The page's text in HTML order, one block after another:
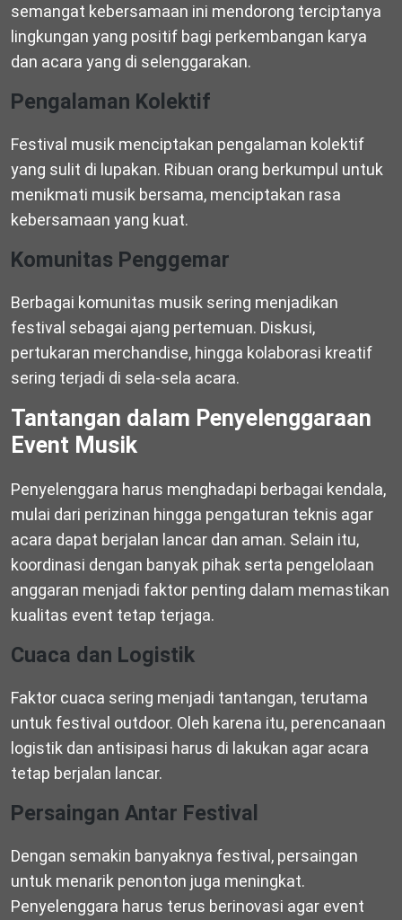
semangat kebersamaan ini mendorong terciptanya
lingkungan yang positif bagi perkembangan karya
dan acara yang di selenggarakan.
Pengalaman Kolektif
Festival musik menciptakan pengalaman kolektif
yang sulit di lupakan. Ribuan orang berkumpul untuk
menikmati musik bersama, menciptakan rasa
kebersamaan yang kuat.
Komunitas Penggemar
Berbagai komunitas musik sering menjadikan
festival sebagai ajang pertemuan. Diskusi,
pertukaran merchandise, hingga kolaborasi kreatif
sering terjadi di sela-sela acara.
Tantangan dalam Penyelenggaraan
Event Musik
Penyelenggara harus menghadapi berbagai kendala,
mulai dari perizinan hingga pengaturan teknis agar
acara dapat berjalan lancar dan aman. Selain itu,
koordinasi dengan banyak pihak serta pengelolaan
anggaran menjadi faktor penting dalam memastikan
kualitas event tetap terjaga.
Cuaca dan Logistik
Faktor cuaca sering menjadi tantangan, terutama
untuk festival outdoor. Oleh karena itu, perencanaan
logistik dan antisipasi harus di lakukan agar acara
tetap berjalan lancar.
Persaingan Antar Festival
Dengan semakin banyaknya festival, persaingan
untuk menarik penonton juga meningkat.
Penyelenggara harus terus berinovasi agar event